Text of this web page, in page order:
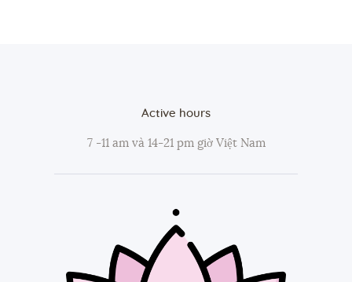
Active hours
7 -11 am và 14-21 pm giờ Việt Nam